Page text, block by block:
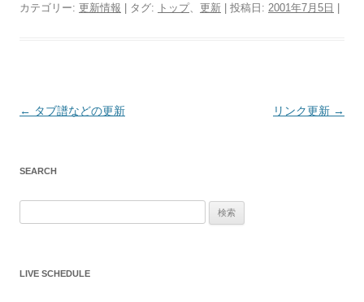
カテゴリー: 更新情報 | タグ: トップ、 更新 | 投稿日: 2001年7月5日
投
ゲ
ー
ョ
← タブ譜などの更新 リンク更新 →
SEARCH
LIVE SCHEDULE